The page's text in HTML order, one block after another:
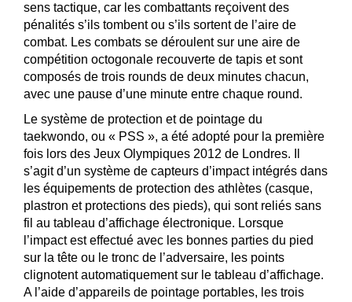
sens tactique, car les combattants reçoivent des
pénalités s’ils tombent ou s’ils sortent de l’aire de
combat. Les combats se déroulent sur une aire de
compétition octogonale recouverte de tapis et sont
composés de trois rounds de deux minutes chacun,
avec une pause d’une minute entre chaque round.
Le système de protection et de pointage du
taekwondo, ou « PSS », a été adopté pour la première
fois lors des Jeux Olympiques 2012 de Londres. Il
s’agit d’un système de capteurs d’impact intégrés dans
les équipements de protection des athlètes (casque,
plastron et protections des pieds), qui sont reliés sans
fil au tableau d’affichage électronique. Lorsque
l’impact est effectué avec les bonnes parties du pied
sur la tête ou le tronc de l’adversaire, les points
clignotent automatiquement sur le tableau d’affichage.
A l’aide d’appareils de pointage portables, les trois